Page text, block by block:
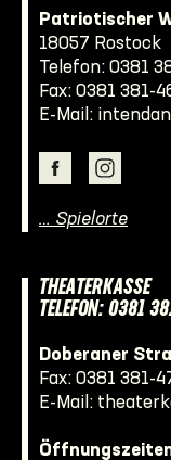
Patriotischer
18057 Rostock
Telefon: 0381
Fax: 0381 381-
E-Mail:
… Spielorte
THEATERKASSE
TELEFON: 0381
Doberaner
Fax: 0381 381-
E-Mail: